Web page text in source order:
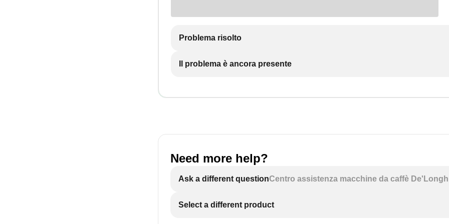
Problema risolto
Il problema è ancora presente
Need more help?
Ask a different questionCentro assistenza macchine da caffè
Select a different product